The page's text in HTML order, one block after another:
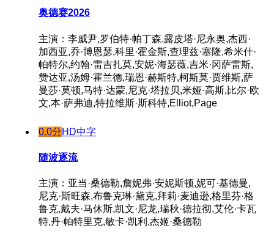
奥德赛2026
主演：李威尹,罗伯特·帕丁森,露皮塔·尼永奥,杰西·
加西亚,乔·博恩瑟,科里·霍金斯,查理兹·塞隆,希米什·
帕特尔,约翰·雷吉扎莫,安妮·海瑟薇,吉米·冈萨雷斯,
赞达亚,汤姆·霍兰德,瑞恩·赫斯特,柯斯莫·贾维斯,萨
曼莎·莫顿,马特·达蒙,尼克·塔拉贝,米娅·高斯,比尔·欧
文,本·萨弗迪,特拉维斯·斯科特,Elliot,Page
0.0分HD中字
随波逐流
主演：亚当·桑德勒,詹妮弗·安妮斯顿,妮可·基德曼,
尼克·斯旺森,布鲁克琳·黛克,拜莉·麦迪逊,格里芬·格
鲁克,戴夫·马休斯,凯文·尼龙,瑞秋·德拉彻,艾伦·卡瓦
特,丹·帕特里克,敏卡·凯利,杰姬·桑德勒